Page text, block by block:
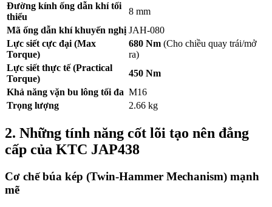
Đường kính ống dẫn khí tối
thiểu
8 mm
Mã ống dẫn khí khuyến nghị JAH-080
Lực siết cực đại (Max
Torque)
680 Nm (Cho chiều quay trái/mở
ra)
Lực siết thực tế (Practical
Torque)
450 Nm
Khả năng vặn bu lông tối đa M16
Trọng lượng
2.66 kg
2. Những tính năng cốt lõi tạo nên đẳng
cấp của KTC JAP438
Cơ chế búa kép (Twin-Hammer Mechanism) mạnh
mẽ